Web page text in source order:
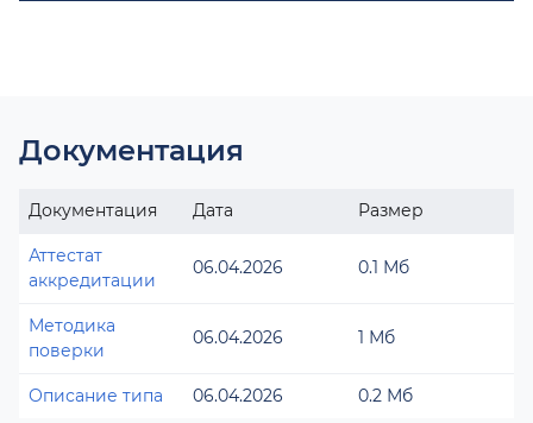
Документация
Документация Дата Размер
Аттестат
аккредитации
06.04.2026 0.1 Мб
Методика
поверки
06.04.2026 1 Мб
Описание типа 06.04.2026 0.2 Мб